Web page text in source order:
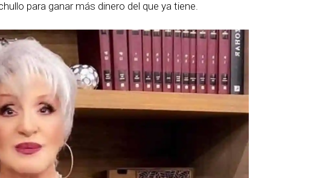
para ganar más dinero del que ya tiene.